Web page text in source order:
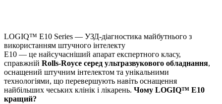
LOGIQ™ E10 Series — УЗД-діагностика майбутнього з
використанням штучного інтелекту
E10 — це найсучасніший апарат експертного класу,
справжній Rolls-Royce серед ультразвукового обладнання,
оснащений штучним інтелектом та унікальними
технологіями, що перевершують навіть оснащення
найбільших чеських клінік і лікарень. Чому LOGIQ™ E10
кращий?